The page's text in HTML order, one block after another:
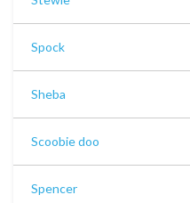
Spock
Sheba
Scoobie doo
Spencer